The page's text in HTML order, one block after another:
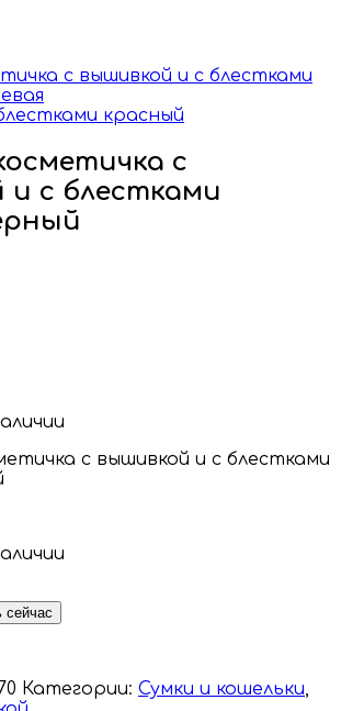
с вышивкой и с блестками
красный
с
и с блестками
сейчас
Категории: Сумки и кошельки,